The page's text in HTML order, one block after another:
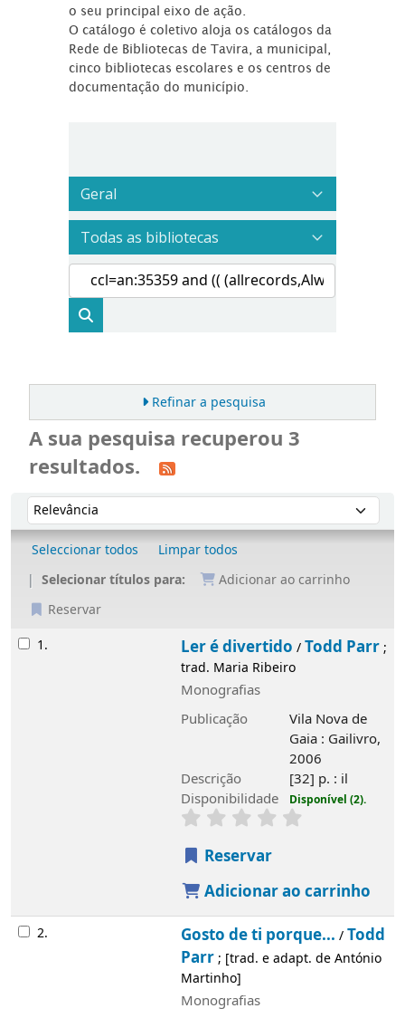
o seu principal eixo de ação.
O catálogo é coletivo aloja os catálogos da
Rede de Bibliotecas de Tavira, a municipal,
cinco bibliotecas escolares e os centros de
documentação do município.
Refinar a pesquisa
A sua pesquisa recuperou 3
resultados.
Ordenar
Ordenar por:
Seleccionar todos
Limpar todos
Selecionar títulos para:
Adicionar ao carrinho
Reservar
Resultados
1. Ler é divertido /Todd Parr;
trad. Maria Ribeiro
Monografias
Publicação
Vila Nova de
Gaia : Gailivro,
2006
Descrição
[32] p. : il
Disponibilidade
Disponível (2).
Reservar
Adicionar ao carrinho
2. Gosto de ti porque... /Todd
Parr; [trad. e adapt. de António
Martinho]
Monografias